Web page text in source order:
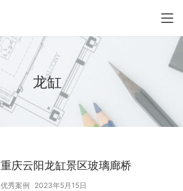
龙缸
重庆云阳龙缸景区玻璃廊桥
优秀案例 2023年5月15日